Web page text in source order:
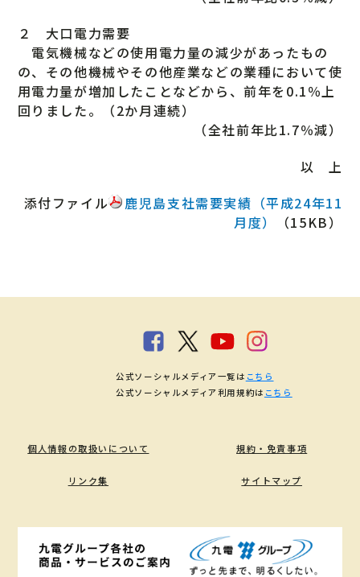
２ 大口電力需要
電気機械などの使用電力量の減少があったもの
の、その他機械やその他産業などの業種において使
用電力量が増加したことなどから、前年を0.1％上
回りました。（2か月連続）
（全社前年比1.7％減）
以 上
添付ファイル
鹿児島支社需要実績（平成24年11
月度）
（15KB）
個人情報の取扱いについて 規約・免責事項
リンク集 サイトマップ
公式ソーシャルメディア一覧は こちら
公式ソーシャルメディア利用規約は こちら